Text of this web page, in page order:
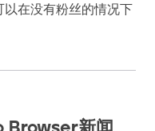
在没有粉丝的情况下